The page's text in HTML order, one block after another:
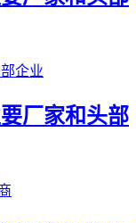
厂家和头部